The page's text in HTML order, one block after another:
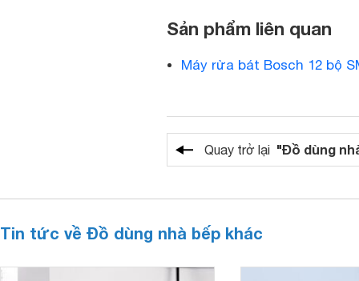
Sản phẩm liên quan
Máy rửa bát Bosch 12 bộ
Quay trở lại "Đồ dùng
Tin tức về Đồ dùng nhà bếp khác